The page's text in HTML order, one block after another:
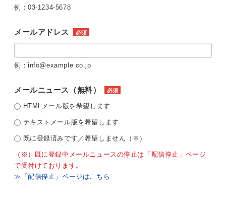
例：03-1234-5678
メールアドレス 必須
例：info@example.co.jp
メールニュース（無料） 必須
HTMLメール版を希望します
テキストメール版を希望します
既に登録済みです／希望しません（※）
（※）既に登録中メールニュースの停止は「配信停止」ページ
で受付けております。
≫「配信停止」ページはこちら